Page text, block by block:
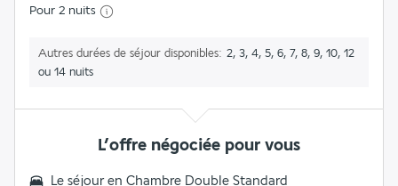
Pour 2 nuits
Autres durées de séjour disponibles
2, 3, 4, 5, 6, 7, 8, 9, 10, 12
ou 14 nuits
L’offre négociée pour vous
Le séjour en Chambre Double Standard